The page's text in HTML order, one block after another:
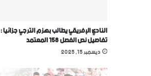
النادي الإفريقي يطالب بهزم الترجي جزائيا :
تفاصيل نص الفصل 158 المعتمد
ديسمبر 15, 2025